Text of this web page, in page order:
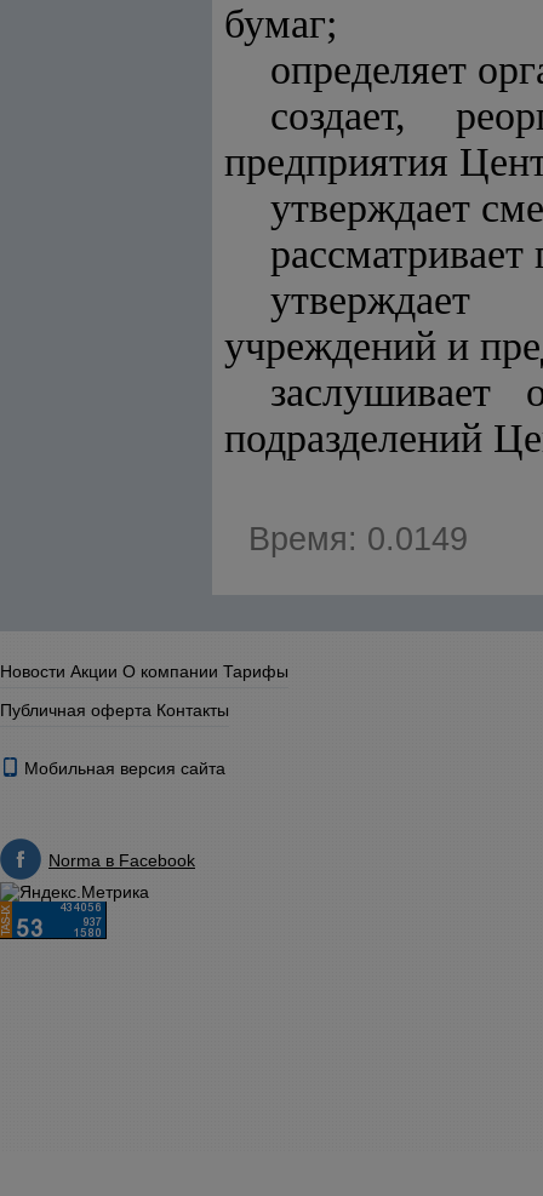
бумаг;
определяет
создает,
предприятия
утверждает
утверждает
учреждений и
заслушивает
подразделений
Время: 0.0149
Новости Акции О компании Тарифы
Публичная оферта Контакты
Мобильная версия сайта
Norma в Facebook